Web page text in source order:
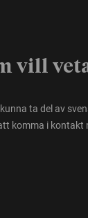
vill
ta del av
komma i kontakt